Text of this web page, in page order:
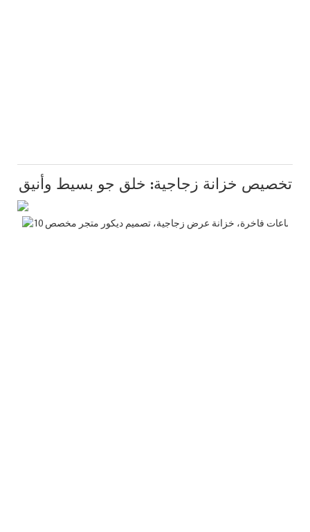
تخصيص خزانة زجاجية: خلق جو بسيط وأنيق